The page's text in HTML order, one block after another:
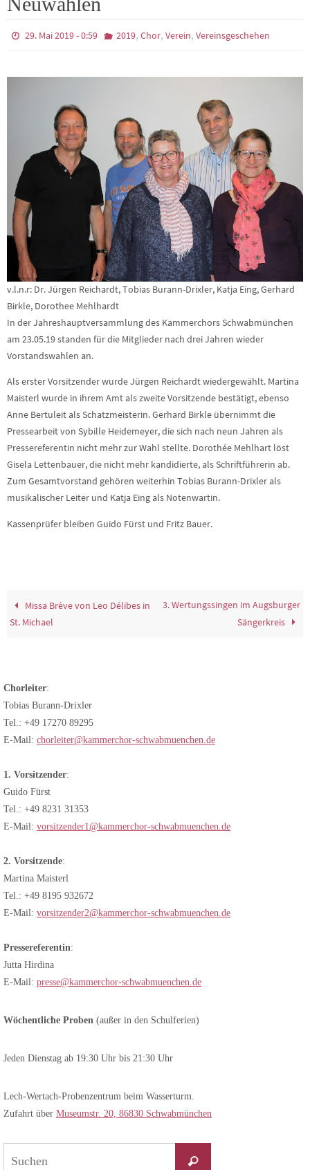
29. Mai 2019 - 0:59 2019, Chor, Verein, Vereinsgeschehen
v.l.n.r: Dr. Jürgen Reichardt, Tobias Burann-Drixler, Katja Eing, Gerhard
Birkle, Dorothee Mehlhardt
In der Jahreshauptversammlung des Kammerchors Schwabmünchen
am 23.05.19 standen für die Mitglieder nach drei Jahren wieder
Vorstandswahlen an.
Als erster Vorsitzender wurde Jürgen Reichardt wiedergewählt. Martina
Maisterl wurde in ihrem Amt als zweite Vorsitzende bestätigt, ebenso
Anne Bertuleit als Schatzmeisterin. Gerhard Birkle übernimmt die
Pressearbeit von Sybille Heidemeyer, die sich nach neun Jahren als
Pressereferentin nicht mehr zur Wahl stellte. Dorothée Mehlhart löst
Gisela Lettenbauer, die nicht mehr kandidierte, als Schriftführerin ab.
Zum Gesamtvorstand gehören weiterhin Tobias Burann-Drixler als
musikalischer Leiter und Katja Eing als Notenwartin.
Kassenprüfer bleiben Guido Fürst und Fritz Bauer.
Missa Brève von Leo Délibes in
St. Michael
3. Wertungssingen im Augsburger
Sängerkreis
Chorleiter:
Tobias Burann-Drixler
Tel.: +49 17270 89295
E-Mail: chorleiter@kammerchor-schwabmuenchen.de
1. Vorsitzender:
Guido Fürst
Tel.: +49 8231 31353
E-Mail: vorsitzender1@kammerchor-schwabmuenchen.de
2. Vorsitzende:
Martina Maisterl
Tel.: +49 8195 932672
E-Mail: vorsitzender2@kammerchor-schwabmuenchen.de
Pressereferentin:
Jutta Hirdina
E-Mail: presse@kammerchor-schwabmuenchen.de
Wöchentliche Proben (außer in den Schulferien)
Jeden Dienstag ab 19:30 Uhr bis 21:30 Uhr
Lech-Wertach-Probenzentrum beim Wasserturm.
Zufahrt über Museumstr. 20, 86830 Schwabmünchen
Suchen